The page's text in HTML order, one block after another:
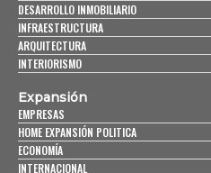
DESARROLLO INMOBILIARIO
INFRAESTRUCTURA
ARQUITECTURA
INTERIORISMO
Expansión
EMPRESAS
HOME EXPANSIÓN POLITICA
ECONOMÍA
INTERNACIONAL